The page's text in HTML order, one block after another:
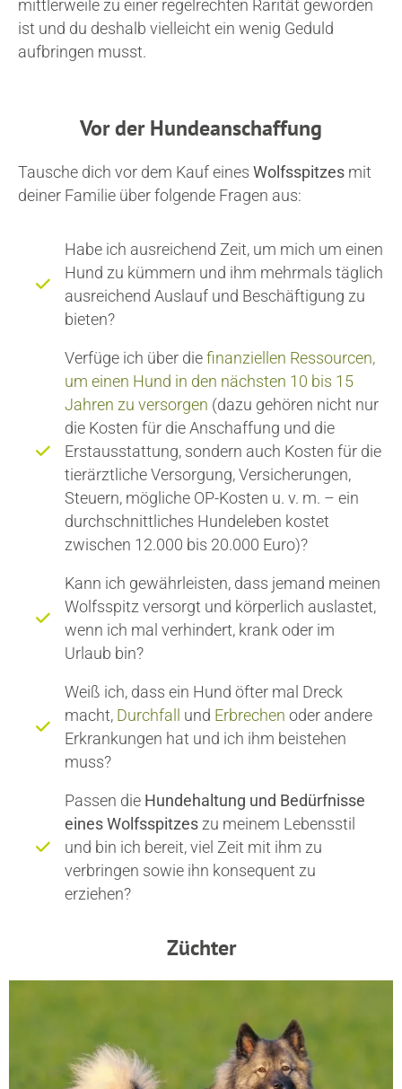
mittlerweile zu einer regelrechten Rarität geworden
ist und du deshalb vielleicht ein wenig Geduld
aufbringen musst.
Vor der Hundeanschaffung
Tausche dich vor dem Kauf eines Wolfsspitzes mit
deiner Familie über folgende Fragen aus:
Habe ich ausreichend Zeit, um mich um einen
Hund zu kümmern und ihm mehrmals täglich
ausreichend Auslauf und Beschäftigung zu
bieten?
Verfüge ich über diefinanziellen Ressourcen,
um einen Hund in den nächsten 10 bis 15
Jahren zu versorgen (dazu gehören nicht nur
die Kosten für die Anschaffung und die
Erstausstattung, sondern auch Kosten für die
tierärztliche Versorgung, Versicherungen,
Steuern, mögliche OP-Kosten u. v. m. – ein
durchschnittliches Hundeleben kostet
zwischen 12.000 bis 20.000 Euro)?
Kann ich gewährleisten, dass jemand meinen
Wolfsspitz versorgt und körperlich auslastet,
wenn ich mal verhindert, krank oder im
Urlaub bin?
Weiß ich, dass ein Hund öfter mal Dreck
macht, Durchfall und Erbrechen oder andere
Erkrankungen hat und ich ihm beistehen
muss?
Passen die Hundehaltung und Bedürfnisse
eines Wolfsspitzeszu meinem Lebensstil
und bin ich bereit, viel Zeit mit ihm zu
verbringen sowie ihn konsequent zu
erziehen?
Züchter